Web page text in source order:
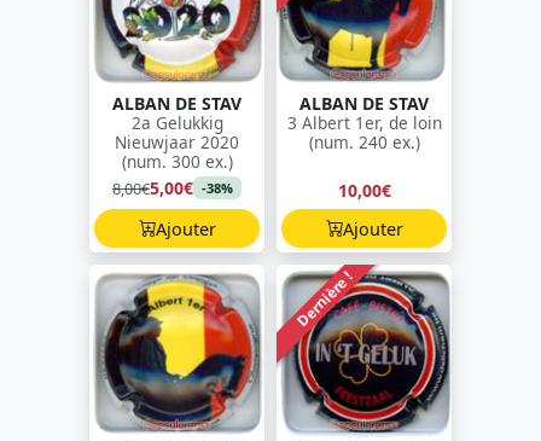
ALBAN DE STAV
2a Gelukkig
Nieuwjaar 2020
(num. 300 ex.)
8,00€5,00€ -38%
Ajouter
ALBAN DE STAV
3 Albert 1er, de loin
(num. 240 ex.)
10,00€
Ajouter
Dernière !